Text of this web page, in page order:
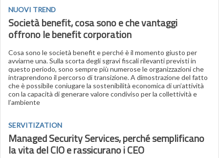
NUOVI TREND
Società benefit, cosa sono e che vantaggi
offrono le benefit corporation
Cosa sono le società benefit e perché è il momento giusto per
avviarne una. Sulla scorta degli sgravi fiscali rilevanti previsti in
questo periodo, sono sempre più numerose le organizzazioni che
intraprendono il percorso di transizione. A dimostrazione del fatto
che è possibile coniugare la sostenibilità economica di un’attività
con la capacità di generare valore condiviso per la collettività e
l’ambiente
SERVITIZATION
Managed Security Services, perché semplificano
la vita del CIO e rassicurano i CEO